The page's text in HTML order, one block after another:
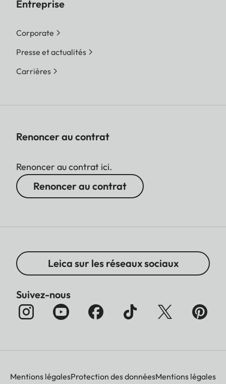
Entreprise
Corporate
Presse et actualités
Carrières
Renoncer au contrat
Renoncer au contrat ici.
Renoncer au contrat
Leica sur les réseaux sociaux
Suivez-nous
Mentions légalesProtection des donnéesMentions légales